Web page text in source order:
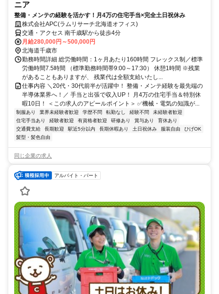
ニア
整備・メンテの経験を活かす！月4万の住宅手当×完全土日祝休み
株式会社APC(ラムリサーチ北海道オフィス)
交通・アクセス 南千歳駅から徒歩4分
月給280,000円～500,000円
北海道千歳市
勤務時間詳細 総労働時間：1ヶ月あたり160時間 フレックス制／標準
労働時間7.5時間 （標準勤務時間帯9:00～17:30） 休憩1時間 ※残業
があることもありますが、 残業代は全額支給いたし...
仕事内容 ＼20代・30代前半が活躍中！ 整備・メンテ経験を最先端の
半導体業界へ！／ 手当と出張で収入UP！ 月4万の住宅手当＆特別休
暇10日！ ＜この求人のアピールポイント＞ ✅機械・電気の知識が...
制服あり 業界未経験者歓迎 学歴不問 転勤なし 経験不問
未経験者歓迎
住宅手当あり
経験者歓迎 有資格者歓迎 研修あり 賞与あり
育休あり
交通費支給
長期歓迎 駅近5分以内 長期休暇あり 土日祝休み 服装自由
ひげOK
髪型・髪色自由
同じ企業の求人
アルバイト・パート